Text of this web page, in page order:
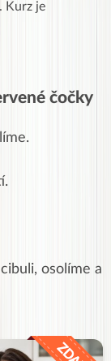
Kurz je
čočky
osolíme a